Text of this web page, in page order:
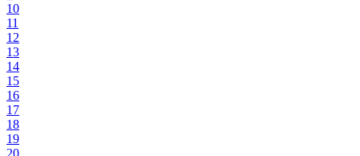
10
11
12
13
14
15
16
17
18
19